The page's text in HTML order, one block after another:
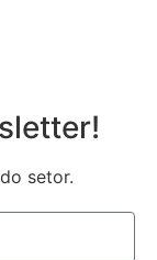
setor.